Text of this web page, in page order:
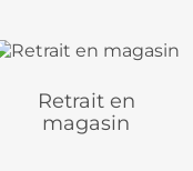
Retrait en
magasin